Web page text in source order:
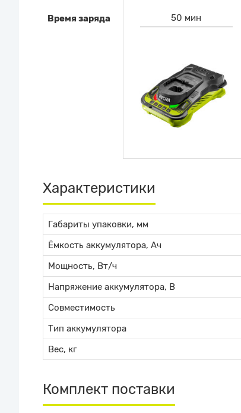
Время заряда 50 мин
Характеристики
Габариты упаковки, мм
Ёмкость аккумулятора, Ач
Мощность, Вт/ч
Напряжение аккумулятора, В
Совместимость
Тип аккумулятора
Вес, кг
Комплект поставки